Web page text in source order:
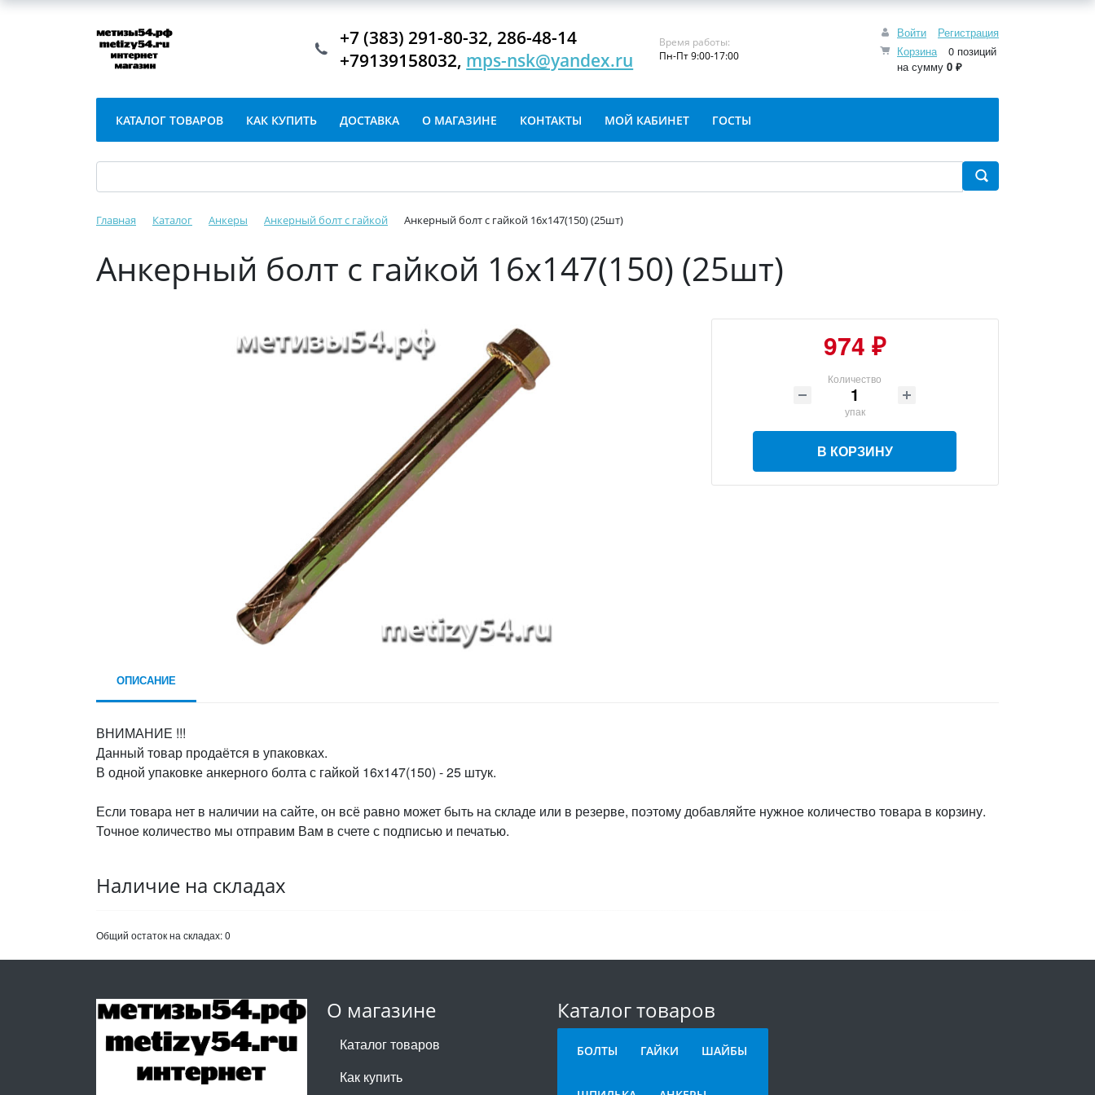
Войти
Регистрация
Корзина
0 позиций
на сумму 0 ₽
+7 (383) 291-80-32, 286-48-14
+79139158032, mps-nsk@yandex.ru
Время работы:
Пн-Пт 9:00-17:00
КАТАЛОГ ТОВАРОВ КАК КУПИТЬ ДОСТАВКА О МАГАЗИНЕ КОНТАКТЫ МОЙ КАБИНЕТ ГОСТЫ
Главная Каталог Анкеры Анкерный болт с гайкой Анкерный болт с гайкой 16х147(150) (25шт)
Анкерный болт с гайкой 16х147(150) (25шт)
974 ₽
Количество
упак
В КОРЗИНУ
ОПИСАНИЕ
ВНИМАНИЕ !!!
Данный товар продаётся в упаковках.
В одной упаковке анкерного болта с гайкой 16х147(150) - 25 штук.
Если товара нет в наличии на сайте, он всё равно может быть на складе или в резерве, поэтому добавляйте нужное количество товара в корзину.
Точное количество мы отправим Вам в счете с подписью и печатью.
Наличие на складах
Общий остаток на складах:0
О магазине
Каталог товаров
Как купить
Каталог товаров
БОЛТЫ ГАЙКИ ШАЙБЫ